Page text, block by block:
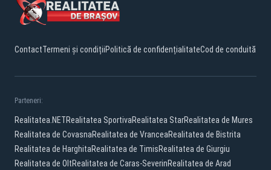
ContactTermeni și condițiiPolitică de confidențialitateCod de conduită
Parteneri:
Realitatea.NETRealitatea SportivaRealitatea StarRealitatea de Mures
Realitatea de CovasnaRealitatea de VranceaRealitatea de Bistrita
Realitatea de HarghitaRealitatea de TimisRealitatea de Giurgiu
Realitatea de OltRealitatea de Caras-SeverinRealitatea de Arad